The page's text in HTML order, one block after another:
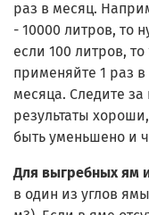
раз в месяц.
- 10000 литров, то
если 100 литров,
применяйте 1 раз в
месяца. Следите
результаты
быть уменьшено и
Для выгребных ям
в один из углов